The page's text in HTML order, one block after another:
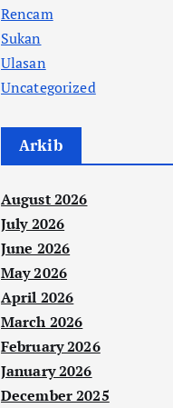
Rencam
Sukan
Ulasan
Uncategorized
Arkib
August 2026
July 2026
June 2026
May 2026
April 2026
March 2026
February 2026
January 2026
December 2025